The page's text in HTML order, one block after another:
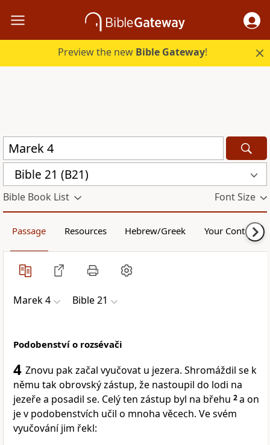
Preview the new Bible Gateway!
Bible 21 (B21)
Bible Book List Font Size
Passage Resources Hebrew/Greek Your Content
Marek 4 Bible 21
Podobenství o rozsévači
4 Znovu pak začal vyučovat u jezera. Shromáždil se k
němu tak obrovský zástup, že nastoupil do lodi na
jezeře a posadil se. Celý ten zástup byl na břehu 2a on
je v podobenstvích učil o mnoha věcech. Ve svém
vyučování jim řekl: